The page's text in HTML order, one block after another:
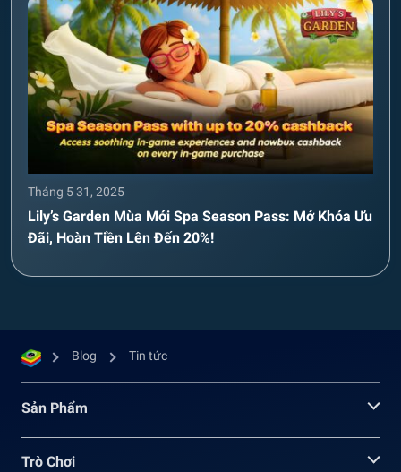
Tháng 5 31, 2025
Lily’s Garden Mùa Mới Spa Season Pass: Mở Khóa Ưu
Đãi, Hoàn Tiền Lên Đến 20%!
Blog Tin tức
Sản Phẩm
Trò Chơi